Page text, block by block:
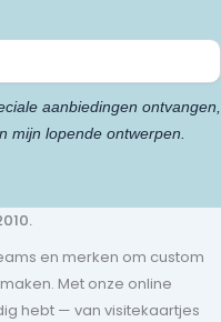
aanbiedingen ontvangen,
mijn lopende ontwerpen.
en merken om custom
Met onze online
hebt — van visitekaartjes